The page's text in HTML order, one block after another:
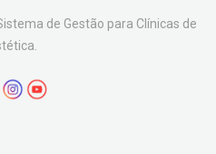
de Gestão para Clínicas de